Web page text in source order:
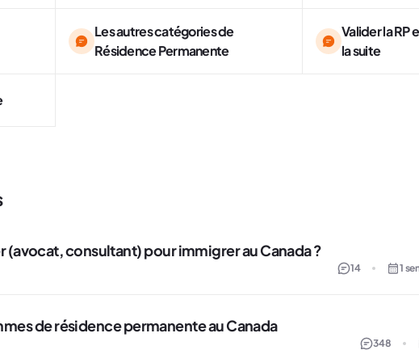
Les autres catégories de
Résidence Permanente
Valider la RP
la suite
(avocat, consultant) pour immigrer au Canada ?
14 1
de résidence permanente au Canada
348